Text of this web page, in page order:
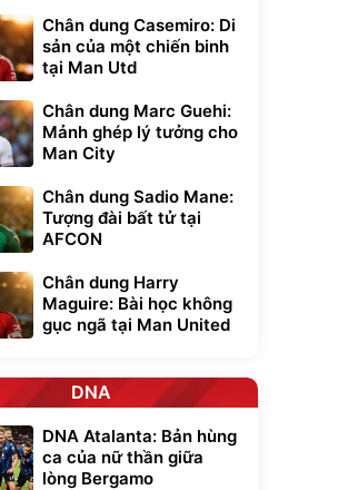
Chân dung Casemiro: Di
sản của một chiến binh
tại Man Utd
Chân dung Marc Guehi:
Mảnh ghép lý tưởng cho
Man City
Chân dung Sadio Mane:
Tượng đài bất tử tại
AFCON
Chân dung Harry
Maguire: Bài học không
gục ngã tại Man United
DNA
DNA Atalanta: Bản hùng
ca của nữ thần giữa
lòng Bergamo